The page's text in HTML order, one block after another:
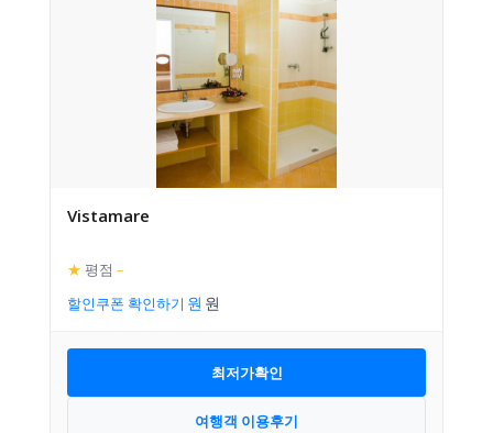
Vistamare
★ 평점 –
할인쿠폰 확인하기
최저가확인
여행객 이용후기